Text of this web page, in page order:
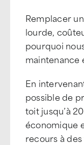
Remplacer
lourde,
pourquoi
maintenance
En
possible de
toit jusqu’à
économique
recours à